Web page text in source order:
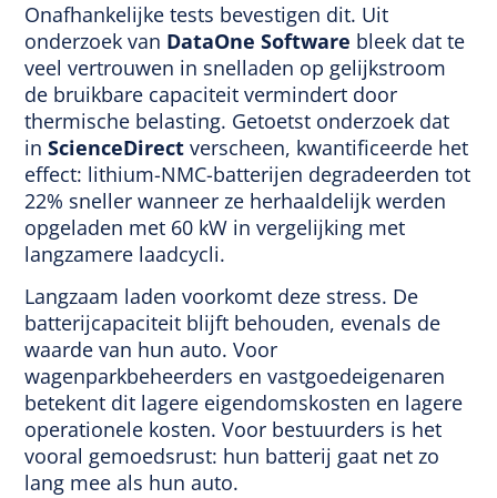
Onafhankelijke tests bevestigen dit. Uit
onderzoek van DataOne Software bleek dat te
veel vertrouwen in snelladen op gelijkstroom
de bruikbare capaciteit vermindert door
thermische belasting. Getoetst onderzoek dat
inScienceDirect verscheen, kwantificeerde het
effect: lithium-NMC-batterijen degradeerden tot
22% sneller wanneer ze herhaaldelijk werden
opgeladen met 60 kW in vergelijking met
langzamere laadcycli.
Langzaam laden voorkomt deze stress. De
batterijcapaciteit blijft behouden, evenals de
waarde van hun auto. Voor
wagenparkbeheerders en vastgoedeigenaren
betekent dit lagere eigendomskosten en lagere
operationele kosten. Voor bestuurders is het
vooral gemoedsrust: hun batterij gaat net zo
lang mee als hun auto.